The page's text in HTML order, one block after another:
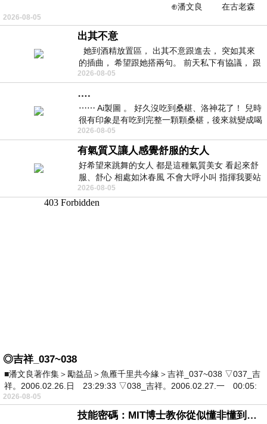
⊕潘文良 在古老森
林的底層，住著一隻小飛鼠
2026-08-05
出其不意
她到酒精放置區， 出其不意跟進去， 突如其來
的插曲， 希望跟她搭兩句。 前天私下有協議， 跟
著阿弟丟拉基
2026-08-05
….
⋯⋯ Ai製圖 。 好久沒吃到桑椹、洛神花了！ 兒時
很有印象是有吃到完整一顆顆桑椹，後來就變成喝
桑椹汁。 現在是連喝都沒喝
2026-08-05
有氣質又讓人感覺舒服的女人
好希望來跳舞的女人 都是這種氣質美女 看起來舒
服、舒心 相處如沐春風 不會大呼小叫 指揮我要站
哪個位子 妳老幾？？
2026-08-05
◎吉祥_037~038
■潘文良著作集＞勵益品＞魚雁千里共今緣＞吉祥_037~038 ▽037_吉
祥。2006.02.26.日 23:29:33 ▽038_吉祥。2006.02.27.一 00:05:
2026-08-05
技能密碼：MIT博士教你從似懂非懂到穩定輸出，把專業變事業的職能升級攻略 /麥特．比恩(容錯)